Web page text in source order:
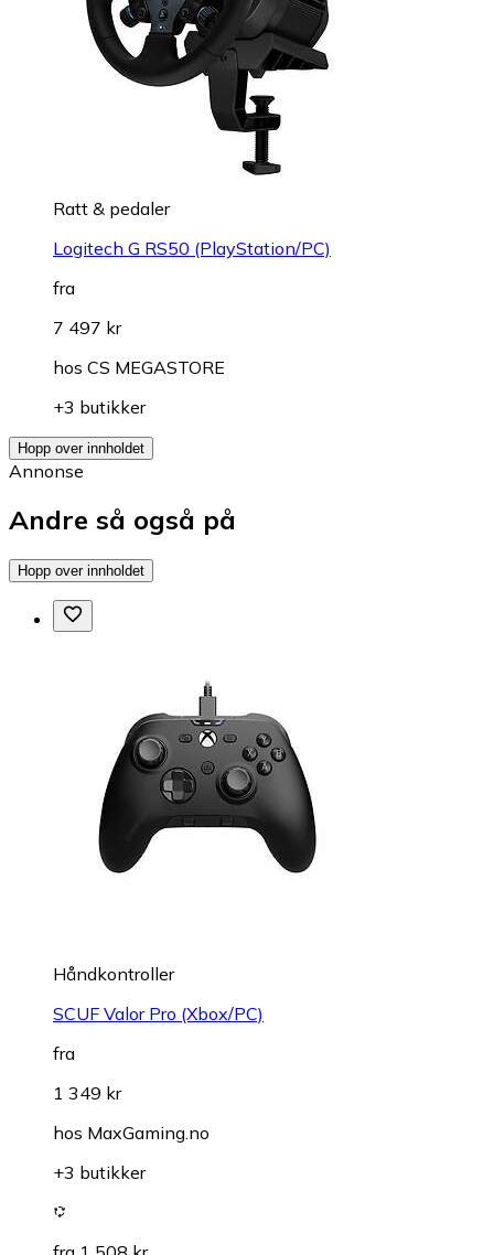
Ratt & pedaler
Logitech G RS50 (PlayStation/PC)
fra
7 497 kr
hos CS MEGASTORE
+3 butikker
Hopp over innholdet
Annonse
Andre så også på
Hopp over innholdet
Håndkontroller
SCUF Valor Pro (Xbox/PC)
fra
1 349 kr
hos MaxGaming.no
+3 butikker